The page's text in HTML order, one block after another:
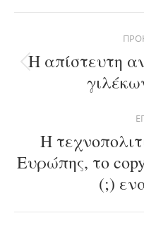
Facebook
X
navigation
Η απίστευτη
H
Ευρώπης, το
(;)